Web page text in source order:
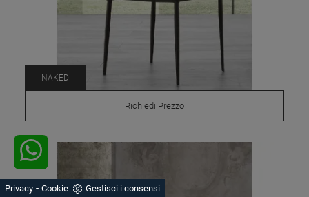
NAKED
Richiedi Prezzo
Privacy - Cookie Gestisci i consensi